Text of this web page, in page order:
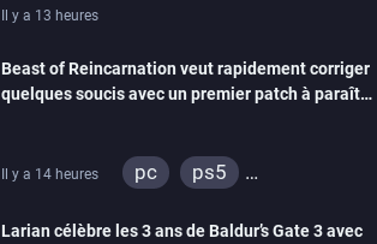
Il y a 13 heures
Beast of Reincarnation veut rapidement corriger
quelques soucis avec un premier patch à paraître
Il y a 14 heures pc
ps5
Larian célèbre les 3 ans de Baldur’s Gate 3 avec